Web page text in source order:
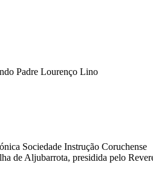
Padre Lourenço Lino
Sociedade Instrução Coruchense
de Aljubarrota, presidida pelo